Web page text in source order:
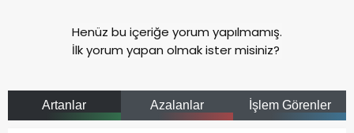
Henüz bu içeriğe yorum yapılmamış.
İlk yorum yapan olmak ister misiniz?
Artanlar Azalanlar İşlem Görenler